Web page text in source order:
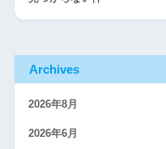
Archives
2026年8月
2026年6月